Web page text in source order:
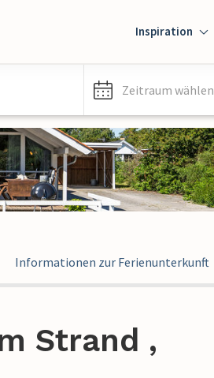
Inspiration
Zeitraum wählen
Informationen zur Ferienunterkunft
Strand ,